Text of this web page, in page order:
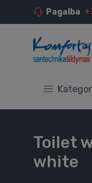
Pagalba
Toilet
white